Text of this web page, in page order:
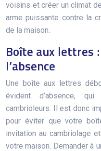
voisins et créer un climat
arme puissante contre la
de la maison.
Boîte aux lettres
l’absence
Une boîte aux lettres
évident d’absence,
cambrioleurs. Il est donc
pour éviter que votre
invitation au cambriolage
votre maison. Demander à